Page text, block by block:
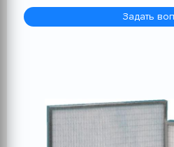
Новости
Задать